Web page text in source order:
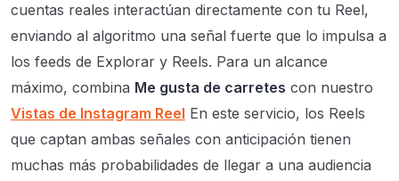
cuentas reales interactúan directamente con tu Reel,
enviando al algoritmo una señal fuerte que lo impulsa a
los feeds de Explorar y Reels. Para un alcance
máximo, combina Me gusta de carretes con nuestro
Vistas de Instagram Reel En este servicio, los Reels
que captan ambas señales con anticipación tienen
muchas más probabilidades de llegar a una audiencia